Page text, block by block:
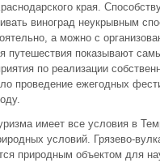
края.
виноград неукрывным
а можно с
путешествия показывают
по реализации
проведение ежегодных
имеет все условия в
условий. Грязево-
природным объектом для